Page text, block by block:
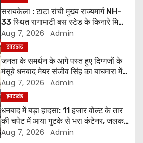
सरायकेला : टाटा रांची मुख्य राज्यमार्ग NH-
33 स्थित रागामाटी बस स्टेड के किनारे मिला
अज्ञात शव, पुलिस ने शुरू की जांच।
Aug 7, 2026 Admin
झारखंड
जनता के समर्थन के आगे पस्त हुए दिग्गजों के
मंसूबे धनबाद मेयर संजीव सिंह का बाघमारा में
हुंकार, बोले– “जब भी जरूरत होगी, जनता के
बीच मौजूद रहूंगा”
Aug 7, 2026 Admin
झारखंड
धनबाद में बड़ा हादसा: 11 हजार वोल्ट के तार
की चपेट में आया गुटके से भरा कंटेनर, जलकर
खाक हुआ 50 लाख का माल
Aug 7, 2026 Admin